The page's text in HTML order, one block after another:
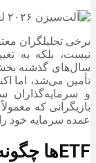
برخی تحلیلگران
نیست، بلکه به
سال‌های گذشته بخش
تأمین می‌شد، اما
و سرمایه‌گذاران
بازیگرانی که
عمده سرمایه خود
ETFها چگونه قواعد بازی را تغییر دادند؟